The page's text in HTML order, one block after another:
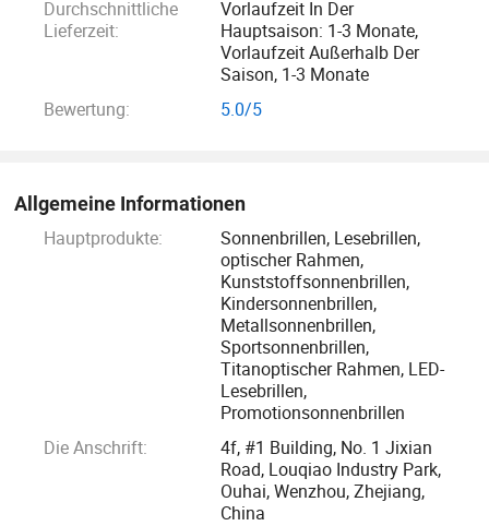
UV400 Linsen, nickelfreie Beschichtung und Umweltschutz
Material liefern, um Ihre Anfrage
Quadratmeter große Fabrik über 6 Produktionslinien mit
Produktionslinien flexibel an Ihre dringenden
Auftragsbedürfnisse anpassen.
Unsere Mission: Mehr Menschen "genießen neue Vision"!
Ziel ist Ihr Wachstum und Erfolg zu streben! Lieferung. Wir
sind sicher, dass wir der richtige Partner sind, den Sie
suchen. PLS siehe unten Produktionsablauf als Referenz.
Ich glaube, Sie werden es nicht bereuen, sich für Readsun
zu entscheiden.
Durchschnittliche
Lieferzeit:
Vorlaufzeit In Der
Hauptsaison: 1-3 Monate,
Vorlaufzeit Außerhalb Der
Saison, 1-3 Monate
Bewertung:
5.0/5
Allgemeine Informationen
Hauptprodukte:
Sonnenbrillen, Lesebrillen,
optischer Rahmen,
Kunststoffsonnenbrillen,
Kindersonnenbrillen,
Metallsonnenbrillen,
Sportsonnenbrillen,
Titanoptischer Rahmen, LED-
Lesebrillen,
Promotionsonnenbrillen
Die Anschrift:
4f, #1 Building, No. 1 Jixian
Road, Louqiao Industry Park,
Ouhai, Wenzhou, Zhejiang,
China